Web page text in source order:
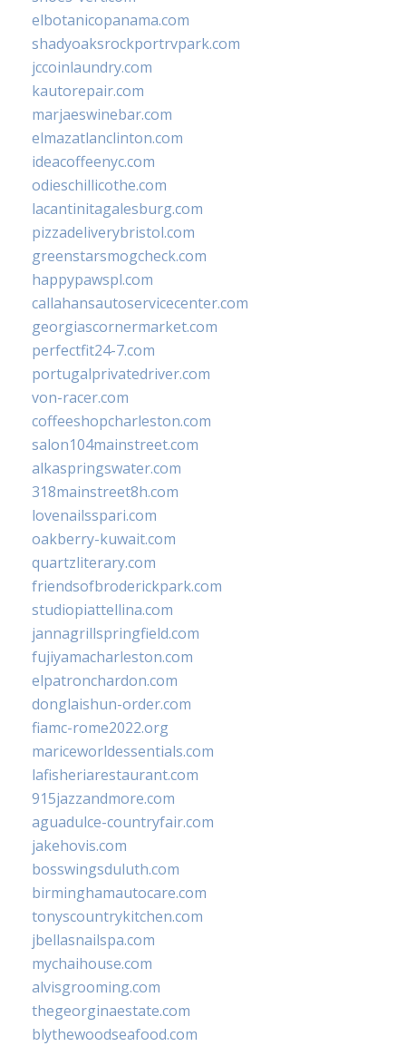
elbotanicopanama.com
shadyoaksrockportrvpark.com
jccoinlaundry.com
kautorepair.com
marjaeswinebar.com
elmazatlanclinton.com
ideacoffeenyc.com
odieschillicothe.com
lacantinitagalesburg.com
pizzadeliverybristol.com
greenstarsmogcheck.com
happypawspl.com
callahansautoservicecenter.com
georgiascornermarket.com
perfectfit24-7.com
portugalprivatedriver.com
von-racer.com
coffeeshopcharleston.com
salon104mainstreet.com
alkaspringswater.com
318mainstreet8h.com
lovenailsspari.com
oakberry-kuwait.com
quartzliterary.com
friendsofbroderickpark.com
studiopiattellina.com
jannagrillspringfield.com
fujiyamacharleston.com
elpatronchardon.com
donglaishun-order.com
fiamc-rome2022.org
mariceworldessentials.com
lafisheriarestaurant.com
915jazzandmore.com
aguadulce-countryfair.com
jakehovis.com
bosswingsduluth.com
birminghamautocare.com
tonyscountrykitchen.com
jbellasnailspa.com
mychaihouse.com
alvisgrooming.com
thegeorginaestate.com
blythewoodseafood.com